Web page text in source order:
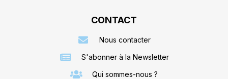
CONTACT
Nous contacter
S'abonner à la Newsletter
Qui sommes-nous ?